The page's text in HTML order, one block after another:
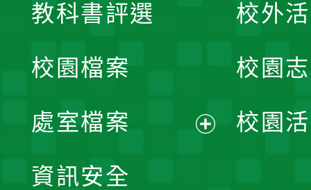
單
教科書評選
校園檔案
處室檔案
資訊安全
校外
校園
校園